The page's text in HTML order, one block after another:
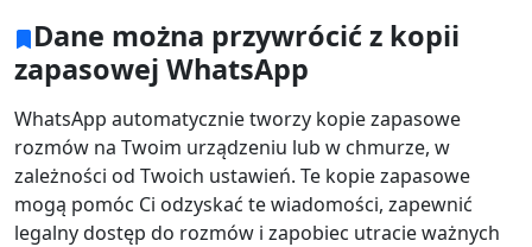
Dane można przywrócić z kopii
zapasowej WhatsApp
WhatsApp automatycznie tworzy kopie zapasowe
rozmów na Twoim urządzeniu lub w chmurze, w
zależności od Twoich ustawień. Te kopie zapasowe
mogą pomóc Ci odzyskać te wiadomości, zapewnić
legalny dostęp do rozmów i zapobiec utracie ważnych
Zmiana języka